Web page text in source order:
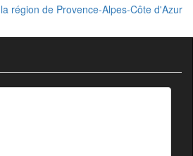
région de Provence-Alpes-Côte d'Azur